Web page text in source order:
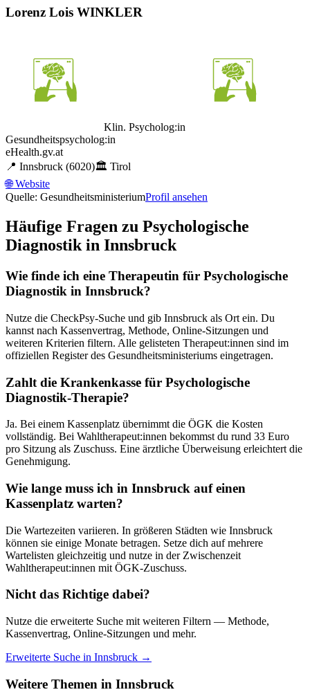
Lorenz Lois WINKLER
Klin. Psycholog:in
Gesundheitspsycholog:in
eHealth.gv.at
📍 Innsbruck (6020)🏛️ Tirol
🌐Website
Quelle: GesundheitsministeriumProfil ansehen
Häufige Fragen zu Psychologische
Diagnostik in Innsbruck
Wie finde ich eine Therapeutin für Psychologische
Diagnostik in Innsbruck?
Nutze die CheckPsy-Suche und gib Innsbruck als Ort ein. Du
kannst nach Kassenvertrag, Methode, Online-Sitzungen und
weiteren Kriterien filtern. Alle gelisteten Therapeut:innen sind im
offiziellen Register des Gesundheitsministeriums eingetragen.
Zahlt die Krankenkasse für Psychologische
Diagnostik-Therapie?
Ja. Bei einem Kassenplatz übernimmt die ÖGK die Kosten
vollständig. Bei Wahltherapeut:innen bekommst du rund 33 Euro
pro Sitzung als Zuschuss. Eine ärztliche Überweisung erleichtert die
Genehmigung.
Wie lange muss ich in Innsbruck auf einen
Kassenplatz warten?
Die Wartezeiten variieren. In größeren Städten wie Innsbruck
können sie einige Monate betragen. Setze dich auf mehrere
Wartelisten gleichzeitig und nutze in der Zwischenzeit
Wahltherapeut:innen mit ÖGK-Zuschuss.
Nicht das Richtige dabei?
Nutze die erweiterte Suche mit weiteren Filtern — Methode,
Kassenvertrag, Online-Sitzungen und mehr.
Erweiterte Suche in Innsbruck →
Weitere Themen in Innsbruck